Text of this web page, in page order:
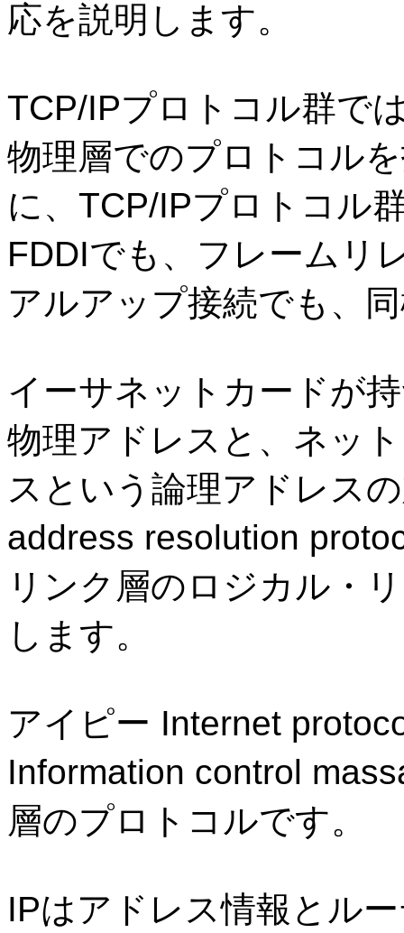
応を説明します。
TCP/IPプロトコル群で
物理層でのプロトコル
に、 TCP/IPプロトコル
FDDIでも、フレームリ
アルアップ接続でも、
イーサネットカードが
物理アドレスと、ネッ
スという論理アドレス
address resolution
リンク層のロジカル・
します。
アイピー Internet
Information control
層のプロトコルです。
IPはアドレス情報とル